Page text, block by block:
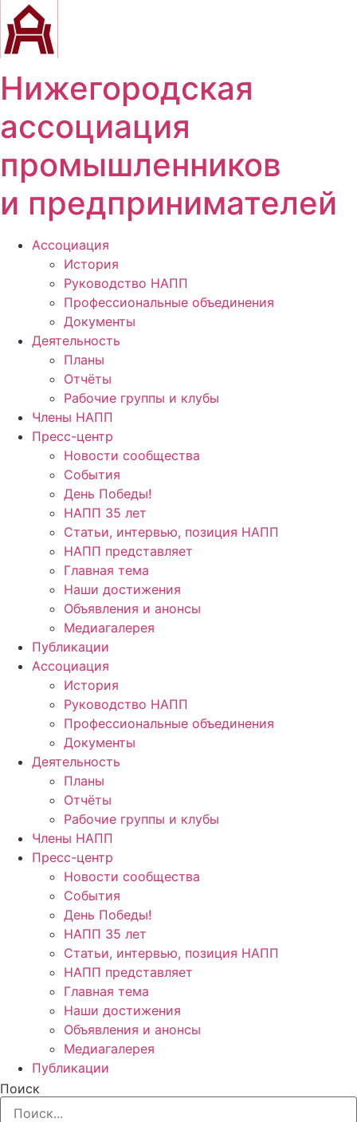
Перейти
содержимому
Нижегородская
ассоциация
промышленников
и предпринимателей
Ассоциация
История
Руководство НАПП
Профессиональные объединения
Документы
Деятельность
Планы
Отчёты
Рабочие группы и клубы
Члены НАПП
Пресс-центр
Новости сообщества
События
День Победы!
НАПП 35 лет
Статьи, интервью, позиция НАПП
НАПП представляет
Главная тема
Наши достижения
Объявления и анонсы
Медиагалерея
Публикации
Ассоциация
История
Руководство НАПП
Профессиональные объединения
Документы
Деятельность
Планы
Отчёты
Рабочие группы и клубы
Члены НАПП
Пресс-центр
Новости сообщества
События
День Победы!
НАПП 35 лет
Статьи, интервью, позиция НАПП
НАПП представляет
Главная тема
Наши достижения
Объявления и анонсы
Медиагалерея
Публикации
Поиск